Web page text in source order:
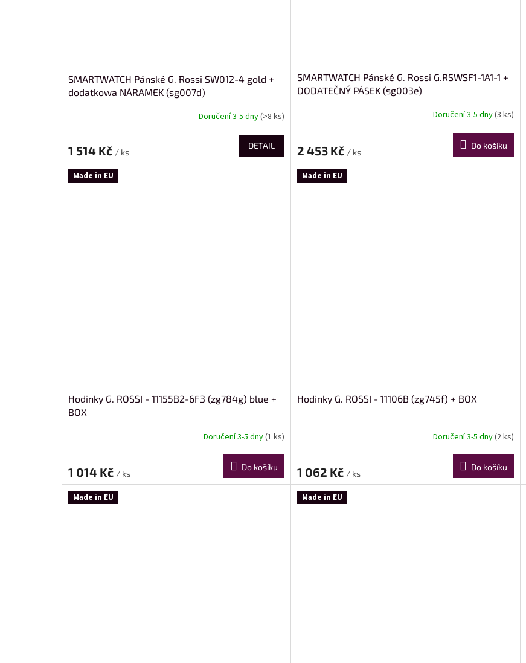
SMARTWATCH Pánské G. Rossi SW012-4 gold +
dodatkowa NÁRAMEK (sg007d)
Doručení 3-5 dny(>8 ks)
1 514 Kč / ks
DETAIL
SMARTWATCH Pánské G. Rossi G.RSWSF1-1A1-1 +
DODATEČNÝ PÁSEK (sg003e)
Doručení 3-5 dny(3 ks)
2 453 Kč / ks
Do košíku
Made in EU
Hodinky G. ROSSI - 11155B2-6F3 (zg784g) blue +
BOX
Doručení 3-5 dny(1 ks)
1 014 Kč / ks
Do košíku
Made in EU
Hodinky G. ROSSI - 11106B (zg745f) + BOX
Doručení 3-5 dny(2 ks)
1 062 Kč / ks
Do košíku
Made in EU Made in EU